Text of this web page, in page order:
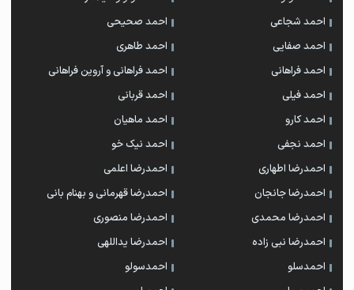
احمد شجاعی
احمد صحیحی
احمد صفایی
احمد طاهری
احمد فراهانی
احمد فراهانی و آروین فراهانی
احمد فیلی
احمد قربانی
احمد کارو
احمد ماهیان
احمد نجفی
احمد نیک خو
احمدرضا اطهاری
احمدرضا اعلمی
احمدرضا جانجان
احمدرضا قهرمانی و بهنام بانی
احمدرضا محمدی
احمدرضا منصوری
احمدرضا نبی زاده
احمدرضا یداللهی
احمدسلو
احمدسولو